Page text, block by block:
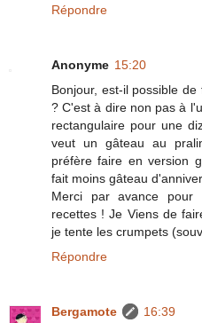
Répondre
Anonyme 15:20
Bonjour, est-il possible
? C'est à dire non pas à
rectangulaire pour une
veut un gâteau au
préfère faire en version
fait moins gâteau
Merci par avance
recettes ! Je Viens de
je tente les crumpets
Répondre
Bergamote
16:39